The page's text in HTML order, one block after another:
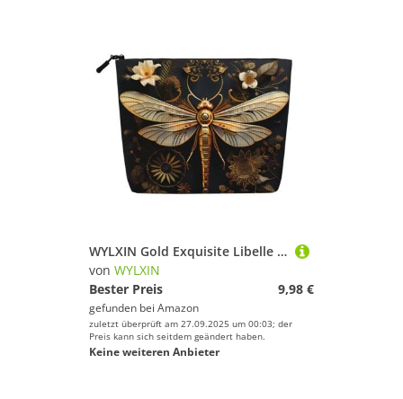
WYLXIN Gold Exquisite Libelle Fake Hanf Make-up Tasche Umweltfreundlich und langlebig, einfaches Design, einfach Ihre Beauty-Essentials zu verstauen, Schwarz, Einheitsgröße
von WYLXIN
Bester Preis
9,98 €
gefunden bei Amazon
zuletzt überprüft am 27.09.2025 um 00:03; der
Preis kann sich seitdem geändert haben.
Keine weiteren Anbieter